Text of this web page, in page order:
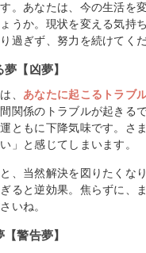
。あなたは、今の生活を
うか。現状を変える気持
過ぎず、努力を続けてくだ
【凶夢】
、 あなたに起こるトラブ
関係のトラブルが起きる
ともに下降気味です。さ
」と感じてしまいます。
、当然解決を図りたくな
ると逆効果。焦らずに、
いね。
警告夢】